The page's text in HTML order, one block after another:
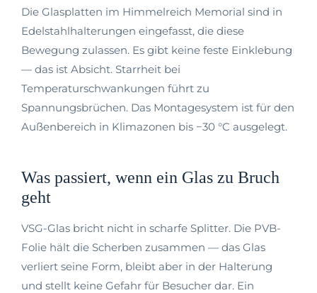
Die Glasplatten im Himmelreich Memorial sind in
Edelstahlhalterungen eingefasst, die diese
Bewegung zulassen. Es gibt keine feste Einklebung
— das ist Absicht. Starrheit bei
Temperaturschwankungen führt zu
Spannungsbrüchen. Das Montagesystem ist für den
Außenbereich in Klimazonen bis −30 °C ausgelegt.
Was passiert, wenn ein Glas zu Bruch
geht
VSG-Glas bricht nicht in scharfe Splitter. Die PVB-
Folie hält die Scherben zusammen — das Glas
verliert seine Form, bleibt aber in der Halterung
und stellt keine Gefahr für Besucher dar. Ein